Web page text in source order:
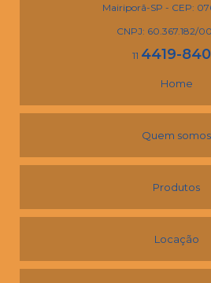
Mairiporã-SP - CEP:
CNPJ: 60.367.182/
11 4419-
Home
Quem somos
Produtos
Locação